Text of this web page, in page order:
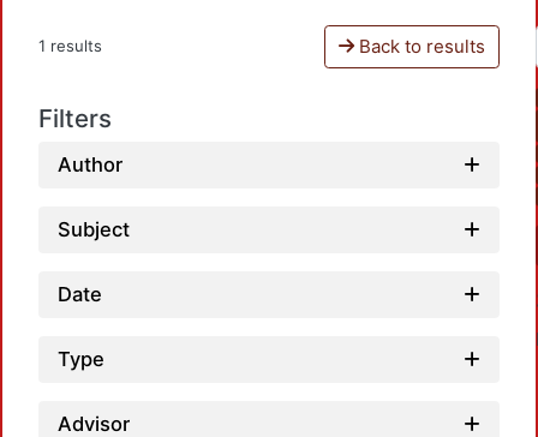
1 results Back to results
Filters
Author
Subject
Date
Type
Advisor